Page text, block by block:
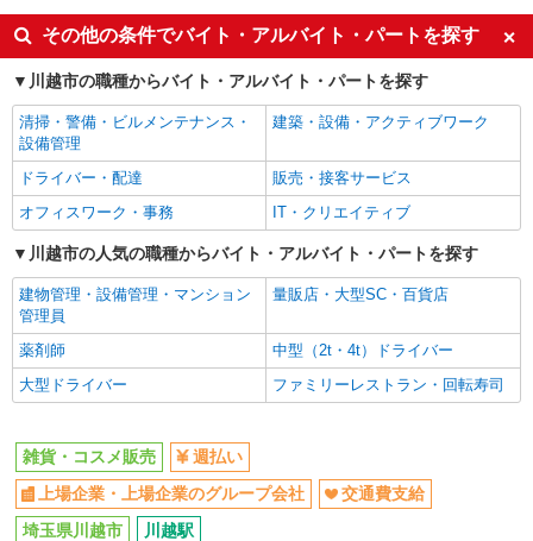
同じ特徴から川越駅の求人を探す
週払い
上場企業・上場企業のグループ会
社
交通費支給
同じ職種から求人を探す
ファッション・アパレル
雑貨・コスメ販売
同じ特徴から求人を探す
上場企業・上場企業のグループ会
社
その他の条件でバイト・アルバイト・パートを探す
川越市の職種からバイト・アルバイト・パートを探す
清掃・警備・ビルメンテナンス・
設備管理
建築・設備・アクティブワーク
ドライバー・配達
販売・接客サービス
オフィスワーク・事務
IT・クリエイティブ
川越市の人気の職種からバイト・アルバイト・パートを探す
建物管理・設備管理・マンション
管理員
量販店・大型SC・百貨店
薬剤師
中型（2t・4t）ドライバー
大型ドライバー
ファミリーレストラン・回転寿司
雑貨・コスメ販売
週払い
上場企業・上場企業のグループ会社
交通費支給
埼玉県川越市
川越駅